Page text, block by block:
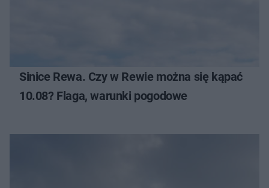
Sinice Rewa. Czy w Rewie można się kąpać
10.08? Flaga, warunki pogodowe